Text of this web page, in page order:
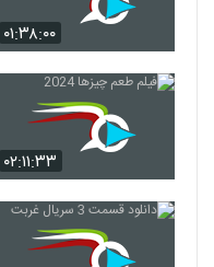
۰۱:۳۸:۰۰
۰۲:۱۱:۳۳